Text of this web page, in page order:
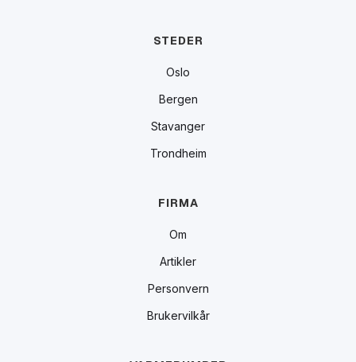
STEDER
Oslo
Bergen
Stavanger
Trondheim
FIRMA
Om
Artikler
Personvern
Brukervilkår